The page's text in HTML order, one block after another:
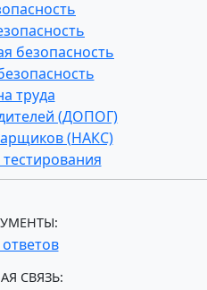
безопасность
труда
(ДОПОГ)
(НАКС)
СВЯЗЬ: